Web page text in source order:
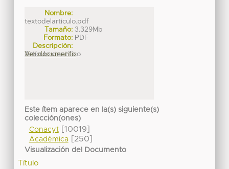
Nombre:
textodelarticulo.pdf
Tamaño: 3.329Mb
Formato: PDF
Descripción:
Artículo científico
Ver documento
Este ítem aparece en la(s) siguiente(s)
colección(ones)
Conacyt[10019]
Académica[250]
Visualización del Documento
Título